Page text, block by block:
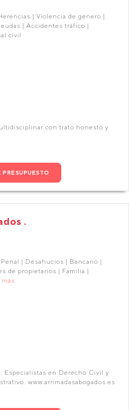
| Violencia de género |
| Accidentes tráfico |
civil
con trato honesto y
PRESUPUESTO
.
| Desahucios | Bancario |
de propietarios | Familia |
más
Especialistas en Derecho Civil y
www.arrimadasabogados.es